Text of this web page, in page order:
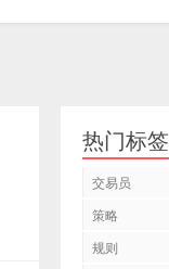
热门标签
交易员
策略
规则